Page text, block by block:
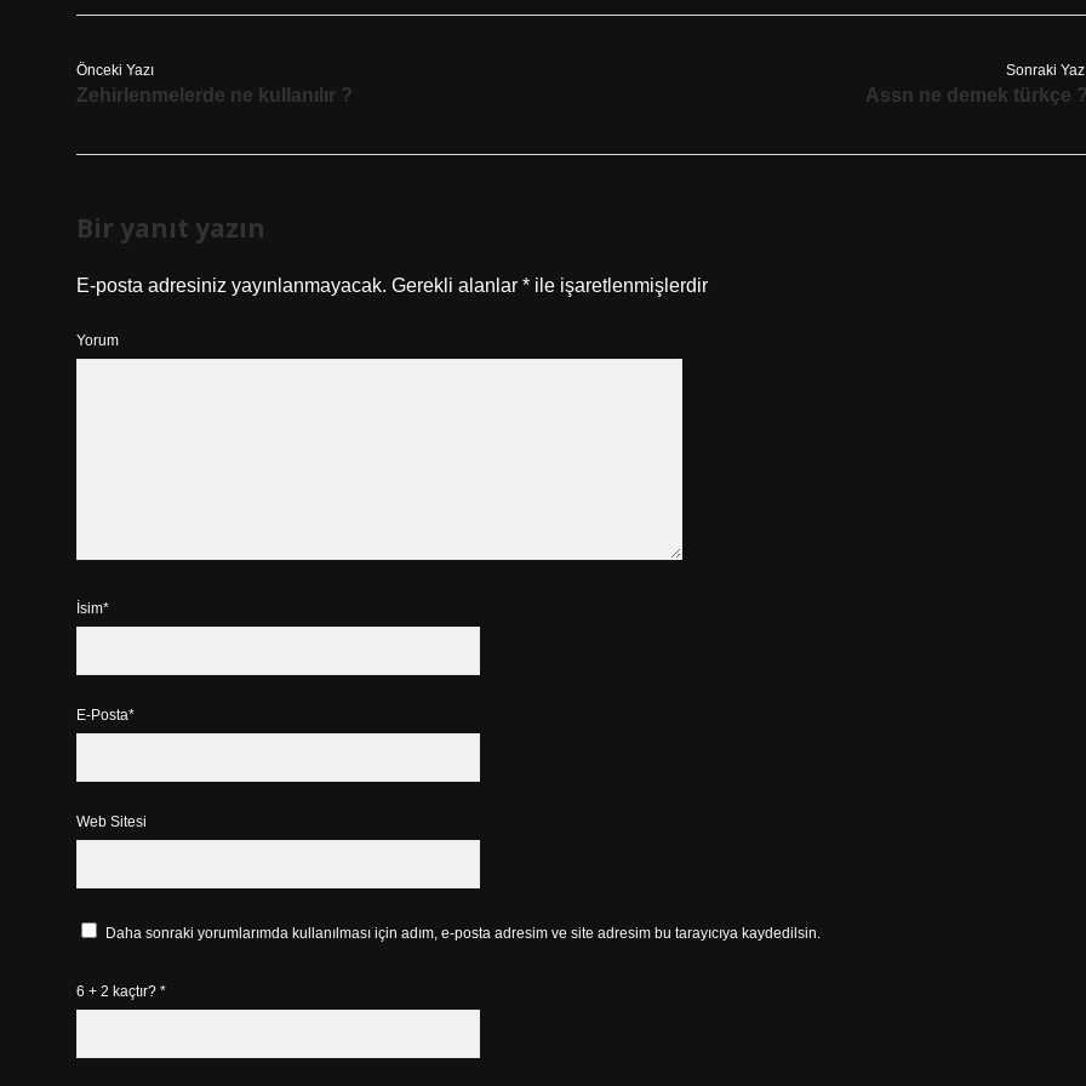
Önceki Yazı
Zehirlenmelerde ne kullanılır ?
Sonraki
Assn ne demek türkçe
Bir yanıt yazın
E-posta adresiniz yayınlanmayacak. Gerekli alanlar * ile işaretlenmişlerdir
Yorum
İsim*
E-Posta*
Web Sitesi
Daha sonraki yorumlarımda kullanılması için adım, e-posta adresim ve site adresim bu tarayıcıya kaydedilsin.
6 + 2 kaçtır? *